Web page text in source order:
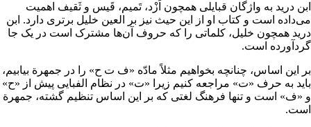
ابن درید به واژگان قبایلی همچون اَزْد، تَمیم، قَیس و ثَقیف اهمیت
می‌داده است و کتاب او از این حیث نیز بر العین خلیل برتری دارد. ابن
درید همچون خلیل، کلماتی را که حروف آن‌ها مشترک است در یک جا
گردآورده است.
بر این اساس، چنانچه بخواهیم مثلاً مادّه «ف ت ح» را در جمهرة بیابیم،
باید به حرف «ت» مراجعه کنیم زیرا «ت» در نظام الفبایی پیش از «ح»
و «ف» است و تنها فرهنگ لغتی که بر این اساس تنظیم گشته، جمهرة
است.